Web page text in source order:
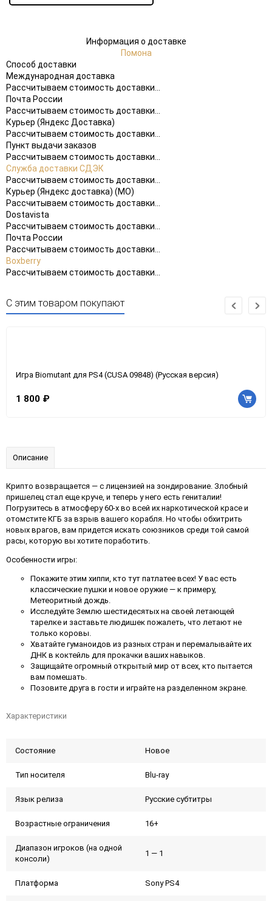
Информация о доставке
Помона
Способ доставки
Международная доставка
Рассчитываем стоимость доставки...
Почта России
Рассчитываем стоимость доставки...
Курьер (Яндекс Доставка)
Рассчитываем стоимость доставки...
Пункт выдачи заказов
Рассчитываем стоимость доставки...
Служба доставки СДЭК
Рассчитываем стоимость доставки...
Курьер (Яндекс доставка) (МО)
Рассчитываем стоимость доставки...
Dostavista
Рассчитываем стоимость доставки...
Почта России
Рассчитываем стоимость доставки...
Boxberry
Рассчитываем стоимость доставки...
С этим товаром покупают
Игра Biomutant для PS4 (CUSA 09848) (Русская версия)
1 800 ₽
Описание
Крипто возвращается — с лицензией на зондирование. Злобный
пришелец стал еще круче, и теперь у него есть гениталии!
Погрузитесь в атмосферу 60-х во всей их наркотической красе и
отомстите КГБ за взрыв вашего корабля. Но чтобы обхитрить
новых врагов, вам придется искать союзников среди той самой
расы, которую вы хотите поработить.
Особенности игры:
Покажите этим хиппи, кто тут патлатее всех! У вас есть
классические пушки и новое оружие — к примеру,
Метеоритный дождь.
Исследуйте Землю шестидесятых на своей летающей
тарелке и заставьте людишек пожалеть, что летают не
только коровы.
Хватайте гуманоидов из разных стран и перемалывайте их
ДНК в коктейль для прокачки ваших навыков.
Защищайте огромный открытый мир от всех, кто пытается
вам помешать.
Позовите друга в гости и играйте на разделенном экране.
Характеристики
Состояние Новое
Тип носителя Blu-ray
Язык релиза Русские субтитры
Возрастные ограничения 16+
Диапазон игроков (на одной
консоли)
1 — 1
Платформа Sony PS4